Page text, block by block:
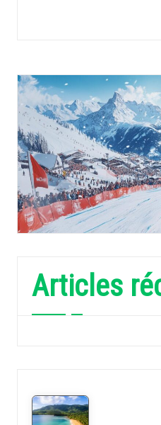
Articles